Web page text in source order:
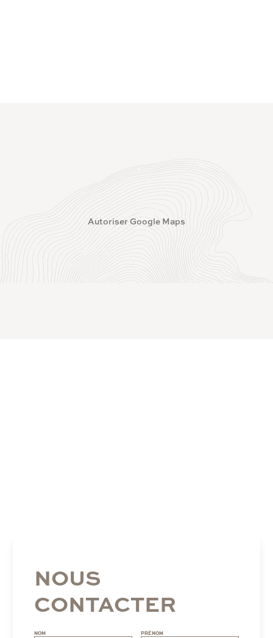
Autoriser Google Maps
NOUS
CONTACTER
NOM PRÉNOM